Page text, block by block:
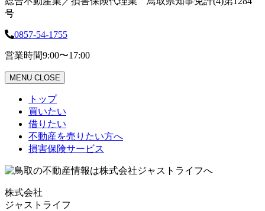
号
0857-54-1755
営業時間9:00〜17:00
MENU CLOSE
トップ
買いたい
借りたい
不動産を売りたい方へ
損害保険サービス
株式会社
ジャストライフ